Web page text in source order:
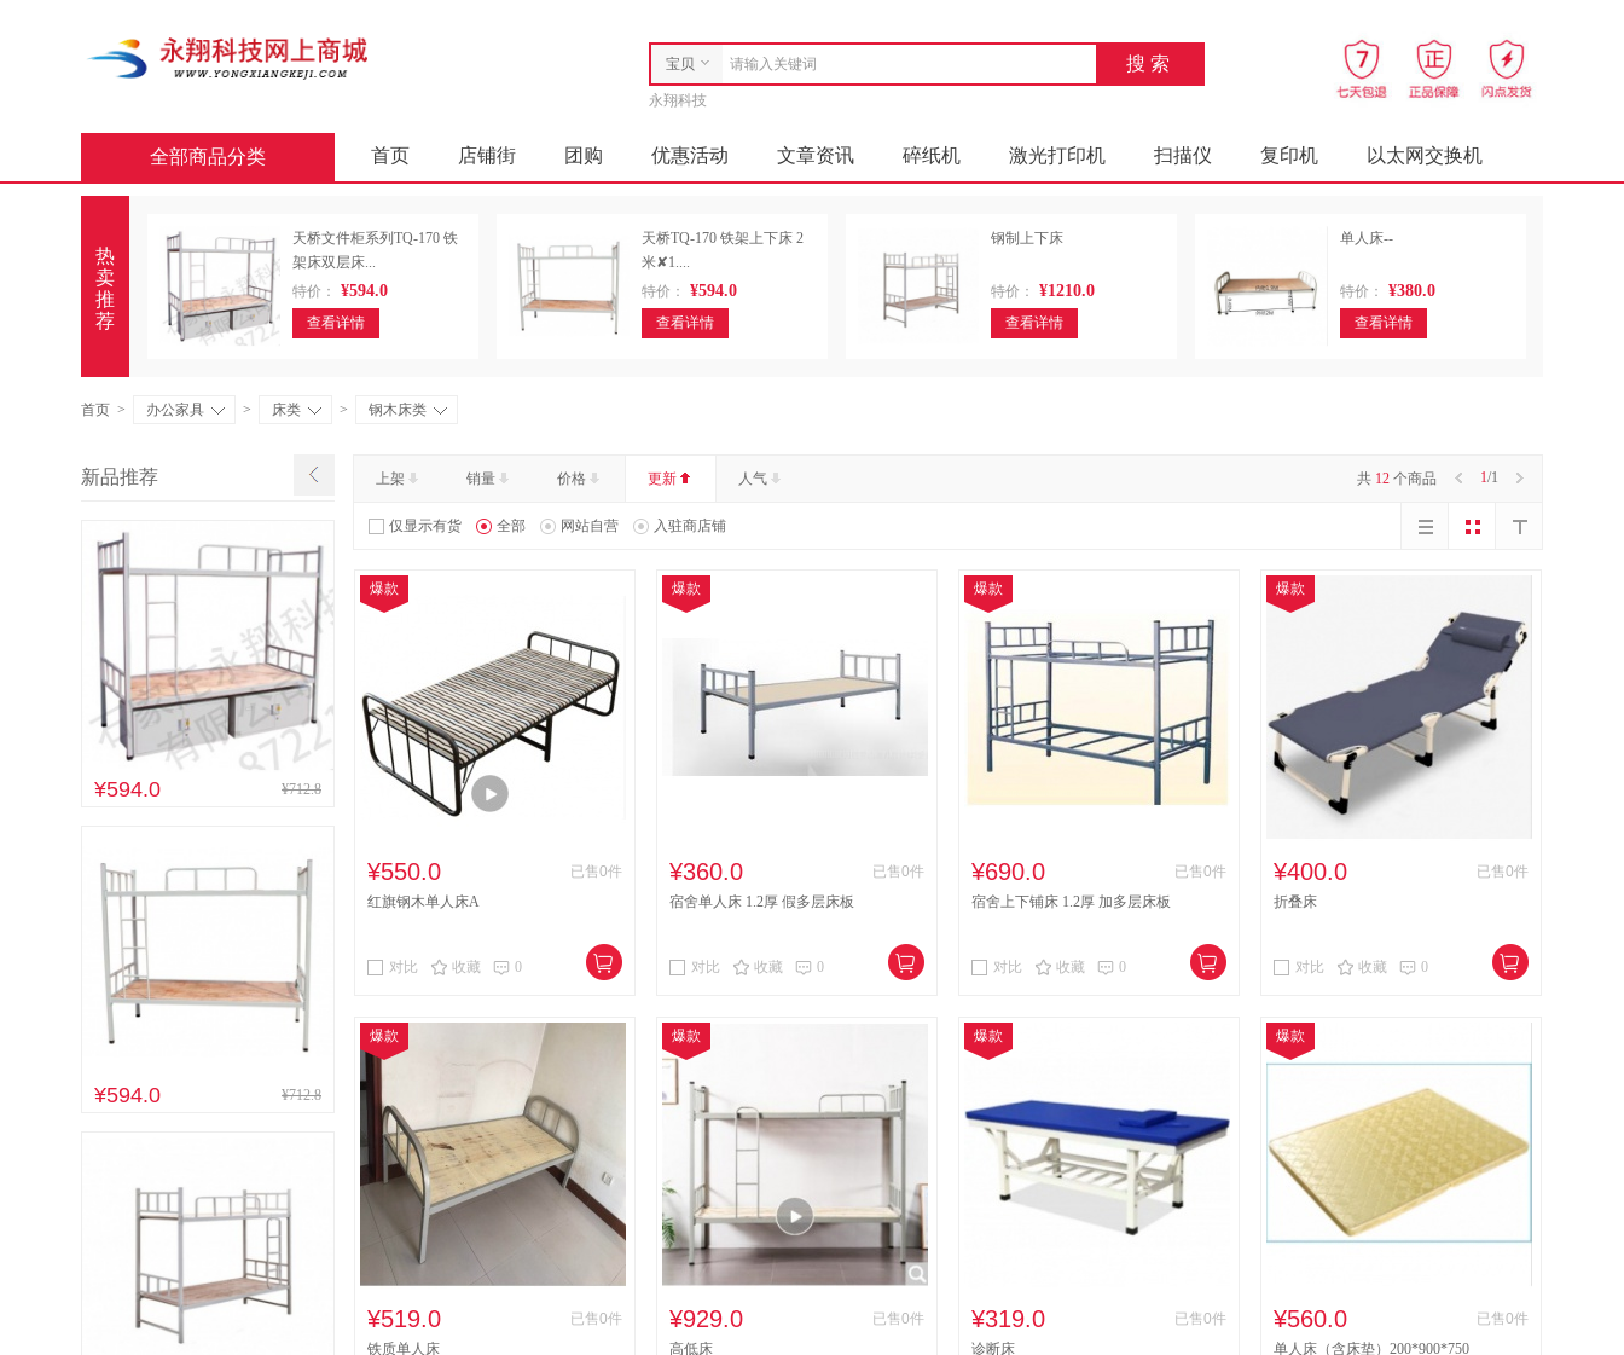
宝贝
店铺
永翔科技
全部商品分类 首页 店铺街 团购 优惠活动 文章资讯 碎纸机 激光打印机 扫描仪 复印机 以太网交换机
屏风类 墨水盒 复印纸 其他视频会议系统设备 镜头及器材 数字照相机
通用照相机 静视频照相机 专用照相机 特殊照相机 喷墨盒 平板式微型计算机 液晶显示器 钢塑床类
轻金属床类 竹制床类 其他台、桌类 木骨架为主的椅凳类
台式计算机（含一体机台式计算机） 计算机设备
金属骨架为主的椅凳类 塑料椅凳类
其他床类 竹制、藤制等类似材料沙发类 其他沙发类 其他材质架类
钢塑台、桌类 轻金属台、桌类 钢台、桌类 塑料台、桌类
台、桌类 木质柜类 办公家具 多功能一体机 视频会议多点控制器 视频会议控制台
音视频矩阵 视频会议会议室终端 视频会议系统设备 传真机 投影仪 办公设备 空调机 电视机
电冰箱 不间断电源(UPS) 其他交换设备 防火墙 网络设备
喷墨打印机 办公耗材
速印机 热式打印机
热
卖
推
荐
天桥文件柜系列TQ-170 铁
架床双层床...
特价：
¥594.0
查看详情
天桥TQ-170 铁架上下床 2
米✘1....
特价：
¥594.0
查看详情
钢制上下床
特价： ¥1210.0
查看详情
单人床--
特价： ¥380.0
查看详情
首页 > 办公家具 > 床类 > 钢木床类
新品推荐
¥594.0 ¥712.8
¥594.0 ¥712.8
上架 销量 价格 更新 人气 1/1
共 12 个商品
仅显示有货 全部 网站自营 入驻商店铺
爆款
¥550.0
已售0件
红旗钢木单人床A
对比 收藏 0
爆款
¥360.0
已售0件
宿舍单人床 1.2厚 假多层床板
对比 收藏 0
爆款
¥690.0
已售0件
宿舍上下铺床 1.2厚 加多层床板
对比 收藏 0
爆款
¥400.0
已售0件
折叠床
对比 收藏 0
爆款
¥519.0
已售0件
铁质单人床
爆款
¥929.0
已售0件
高低床
爆款
¥319.0
已售0件
诊断床
爆款
¥560.0
已售0件
单人床（含床垫）200*900*750